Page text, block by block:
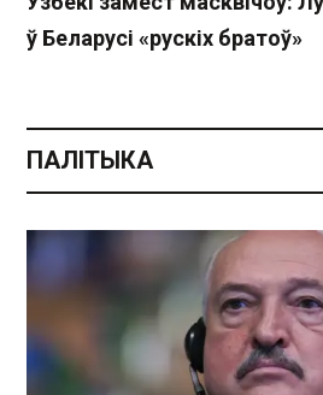
ў Беларусі «рускіх братоў»
ПАЛІТЫКА